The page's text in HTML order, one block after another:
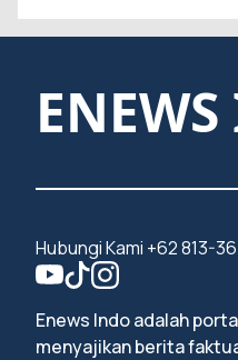
Hubungi Kami +62 813-
Enews Indo adalah
menyajikan berita